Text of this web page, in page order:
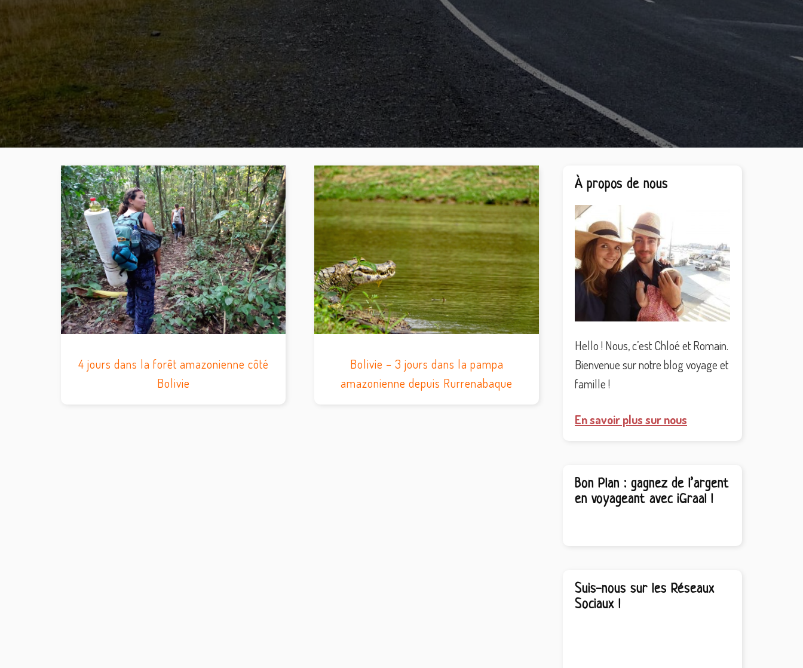
4 jours dans la forêt amazonienne côté
Bolivie
Bolivie – 3 jours dans la pampa
amazonienne depuis Rurrenabaque
Barre
latérale
principale
À propos de nous
Hello ! Nous, c’est Chloé et Romain.
Bienvenue sur notre blog voyage et
famille !
En savoir plus sur nous
Bon Plan : gagnez de l’argent
en voyageant avec iGraal !
Suis-nous sur les Réseaux
Sociaux !